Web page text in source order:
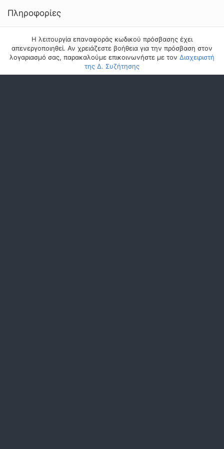
Πληροφορίες
Η λειτουργία επαναφοράς κωδικού πρόσβασης έχει
απενεργοποιηθεί. Αν χρειάζεστε βοήθεια για την πρόσβαση στον
λογαριασμό σας, παρακαλούμε επικοινωνήστε με τον Διαχειριστή
της Δ. Συζήτησης